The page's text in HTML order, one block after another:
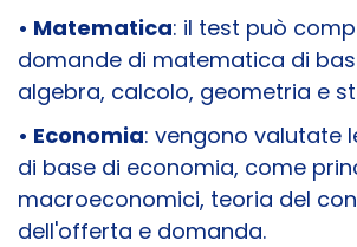
• Matematica: il test può
domande di matematica di
algebra, calcolo, geometria e
• Economia: vengono valutate
di base di economia, come
macroeconomici, teoria del
dell'offerta e domanda.